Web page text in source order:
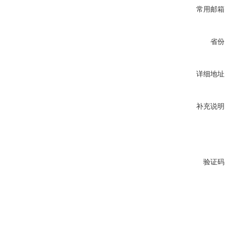
常用邮箱
省份
详细地址
补充说明
验证码